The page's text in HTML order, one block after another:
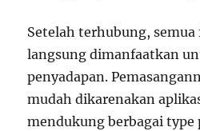
Setelah terhubung,
langsung dimanfaatkan
penyadapan.
mudah dikarenakan
mendukung berbagai